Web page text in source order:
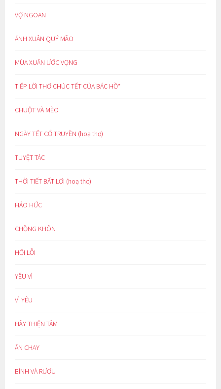
VỢ NGOAN
ÁNH XUÂN QUÝ MÃO
MÙA XUÂN ƯỚC VỌNG
TIẾP LỜI THƠ CHÚC TẾT CỦA BÁC HỒ*
CHUỘT VÀ MÈO
NGÀY TẾT CỔ TRUYỀN (hoạ thơ)
TUYỆT TÁC
THỜI TIẾT BẤT LỢI (hoạ thơ)
HÁO HỨC
CHỒNG KHÔN
HỐI LỖI
YÊU VÌ
VÌ YÊU
HÃY THIỆN TÂM
ĂN CHAY
BÌNH VÀ RƯỢU